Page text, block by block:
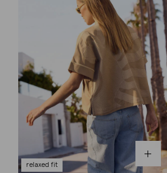
relaxed fit